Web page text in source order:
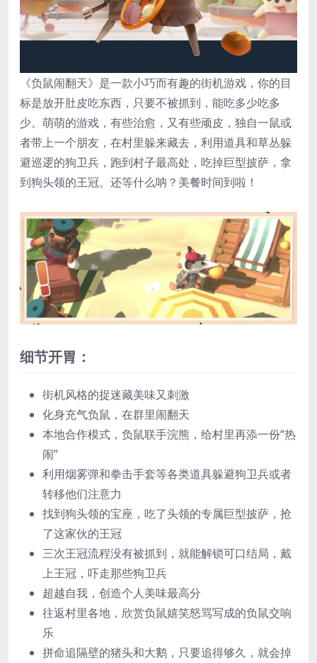
《负鼠闹翻天》是一款小巧而有趣的街机游戏，你的目
标是放开肚皮吃东西，只要不被抓到，能吃多少吃多
少。萌萌的游戏，有些治愈，又有些顽皮，独自一鼠或
者带上一个朋友，在村里躲来藏去，利用道具和草丛躲
避巡逻的狗卫兵，跑到村子最高处，吃掉巨型披萨，拿
到狗头领的王冠。还等什么呐？美餐时间到啦！
细节开胃：
街机风格的捉迷藏美味又刺激
化身充气负鼠，在群里闹翻天
本地合作模式，负鼠联手浣熊，给村里再添一份“热
闹”
利用烟雾弹和拳击手套等各类道具躲避狗卫兵或者
转移他们注意力
找到狗头领的宝座，吃了头领的专属巨型披萨，抢
了这家伙的王冠
三次王冠流程没有被抓到，就能解锁可口结局，戴
上王冠，吓走那些狗卫兵
超越自我，创造个人美味最高分
往返村里各地，欣赏负鼠嬉笑怒骂写成的负鼠交响
乐
拼命追隔壁的猪头和大鹅，只要追得够久，就会掉